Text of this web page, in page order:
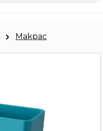
Makpac